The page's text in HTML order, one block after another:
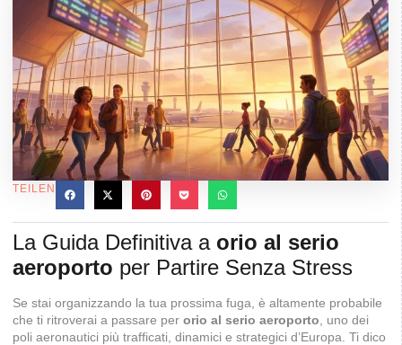
TEILEN
La Guida Definitiva a orio al serio
aeroporto per Partire Senza Stress
Se stai organizzando la tua prossima fuga, è altamente probabile
che ti ritroverai a passare per orio al serio aeroporto , uno dei
poli aeronautici più trafficati, dinamici e strategici d’Europa. Ti dico